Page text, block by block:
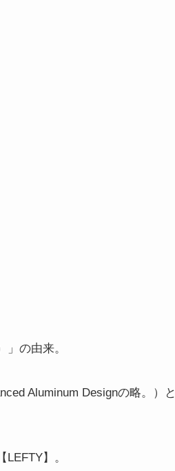
の由来。
Aluminum Designの略。）と
】。